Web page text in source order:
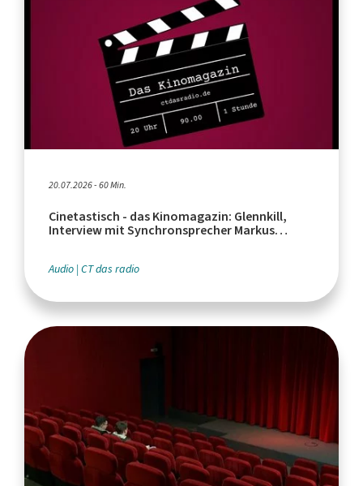
20.07.2026 - 60 Min.
Cinetastisch - das Kinomagazin: Glennkill,
Interview mit Synchronsprecher Markus
Audio CT das radio